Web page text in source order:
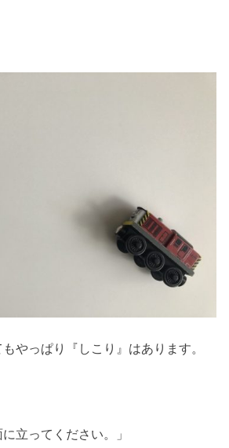
やっぱり『しこり』はあります。
立ってください。」